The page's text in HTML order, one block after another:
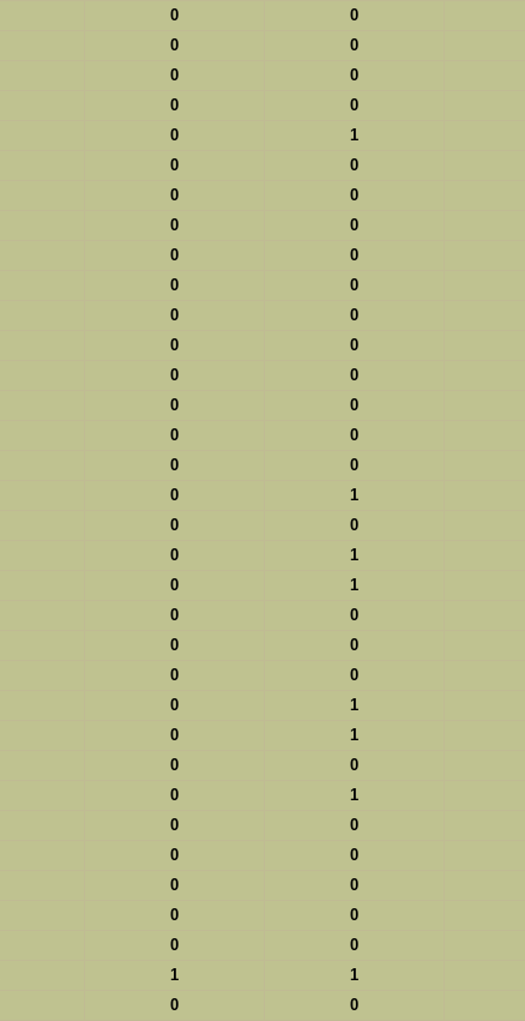
0 0
0 0
0 0
0 0
0 1
0 0
0 0
0 0
0 0
0 0
0 0
0 0
0 0
0 0
0 0
0 0
0 1
0 0
0 1
0 1
0 0
0 0
0 0
0 1
0 1
0 0
0 1
0 0
0 0
0 0
0 0
0 0
1 1
0 0